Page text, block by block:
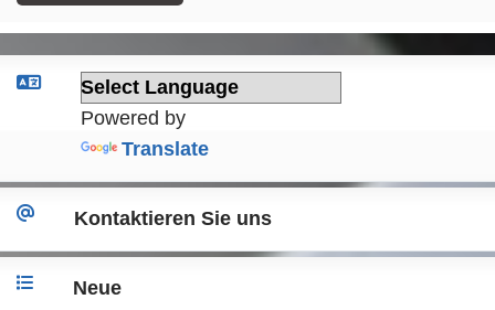
Powered by
Translate
Kontaktieren Sie uns
Neue